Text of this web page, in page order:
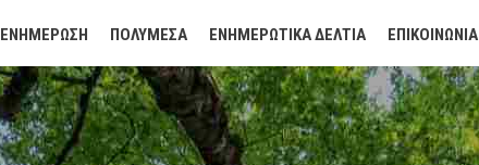
ΕΝΗΜΕΡΩΣΗ ΠΟΛΥΜΕΣΑ ΕΝΗΜΕΡΩΤΙΚΑ ΔΕΛΤΙΑ ΕΠΙΚΟΙΝΩΝΙΑ